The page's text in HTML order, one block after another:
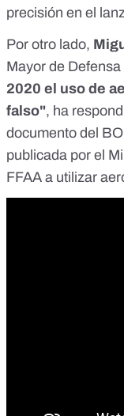
precisión en el
Por otro lado,
Mayor de
2020 el uso de
falso", ha
documento del
publicada por el
FFAA a utilizar